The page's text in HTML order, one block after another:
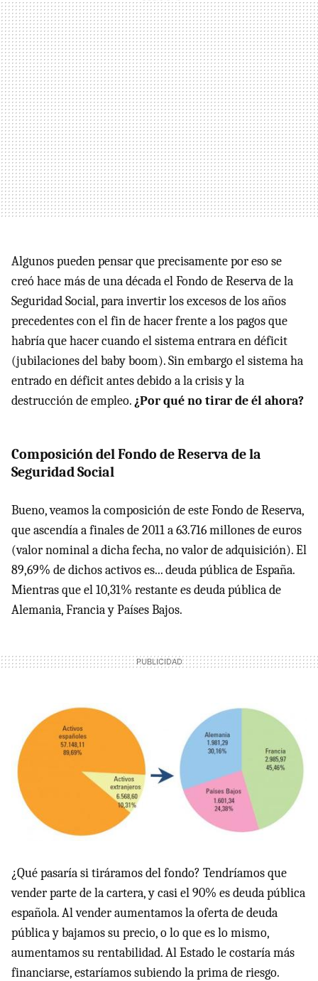
Algunos pueden pensar que precisamente por eso se
creó hace más de una década el Fondo de Reserva de la
Seguridad Social, para invertir los excesos de los años
precedentes con el fin de hacer frente a los pagos que
habría que hacer cuando el sistema entrara en déficit
(jubilaciones del baby boom). Sin embargo el sistema ha
entrado en déficit antes debido a la crisis y la
destrucción de empleo.¿Por qué no tirar de él ahora?
Composición del Fondo de Reserva de la
Seguridad Social
Bueno, veamos la composición de este Fondo de Reserva,
que ascendía a finales de 2011 a 63.716 millones de euros
(valor nominal a dicha fecha, no valor de adquisición). El
89,69% de dichos activos es... deuda pública de España.
Mientras que el 10,31% restante es deuda pública de
Alemania, Francia y Países Bajos.
¿Qué pasaría si tiráramos del fondo? Tendríamos que
vender parte de la cartera, y casi el 90% es deuda pública
española. Al vender aumentamos la oferta de deuda
pública y bajamos su precio, o lo que es lo mismo,
aumentamos su rentabilidad. Al Estado le costaría más
financiarse, estaríamos subiendo la prima de riesgo.